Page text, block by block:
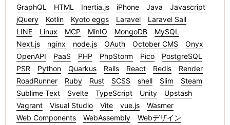
GraphQL
HTML Inertia.js iPhone Java
Javascript
jQuery
Kotlin Kyoto eggs Laravel
Laravel Sail
LINE
Linux MCP MinIO MongoDB
MySQL
Next.js
nginx node.js OAuth October CMS
Onyx
OpenAPI
PaaS PHP PhpStorm Pico
PostgreSQL
PSR
Python Quarkus Rails React Redis
Render
RoadRunner
Ruby Rust SCSS shell Slim
Steam
Sublime Text
Svelte TypeScript Unity
Upstash
Vagrant
Visual Studio Vite vue.js
Wasmer
Web Components
WebAssembly
Webデザイン